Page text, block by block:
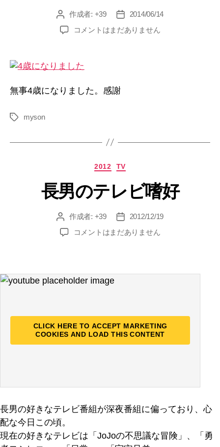
投
稿
者
作成者: +39
投
稿
日
2014/06/14
4
の
コメントはまだありません
無事4歳になりました。感謝
タ
myson
カ
ゴ
リ
2012 TV
長男のテレビ嗜好
投
稿
者
作成者: +39
投
稿
日
2012/12/19
長
レ
ビ
へ
の
コメントはまだありません
CLICK HERE TO ACCEPT MARKETING
COOKIES AND LOAD THIS CONTENT
長男の好きなテレビ番組が深夜番組に偏っており、心
配な今日この頃。
現在の好きなテレビは「JoJoの不思議な冒険」、「勇